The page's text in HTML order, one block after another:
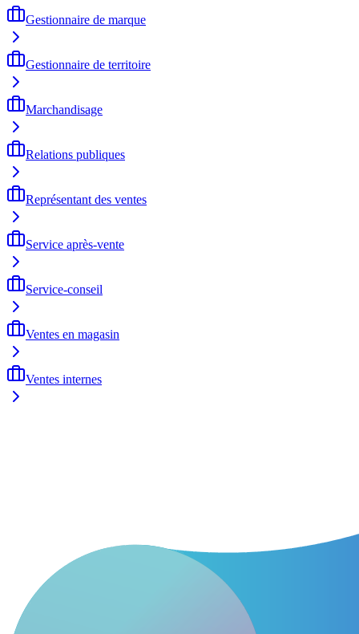
Gestionnaire de marque
Gestionnaire de territoire
Marchandisage
Relations publiques
Représentant des ventes
Service après-vente
Service-conseil
Ventes en magasin
Ventes internes